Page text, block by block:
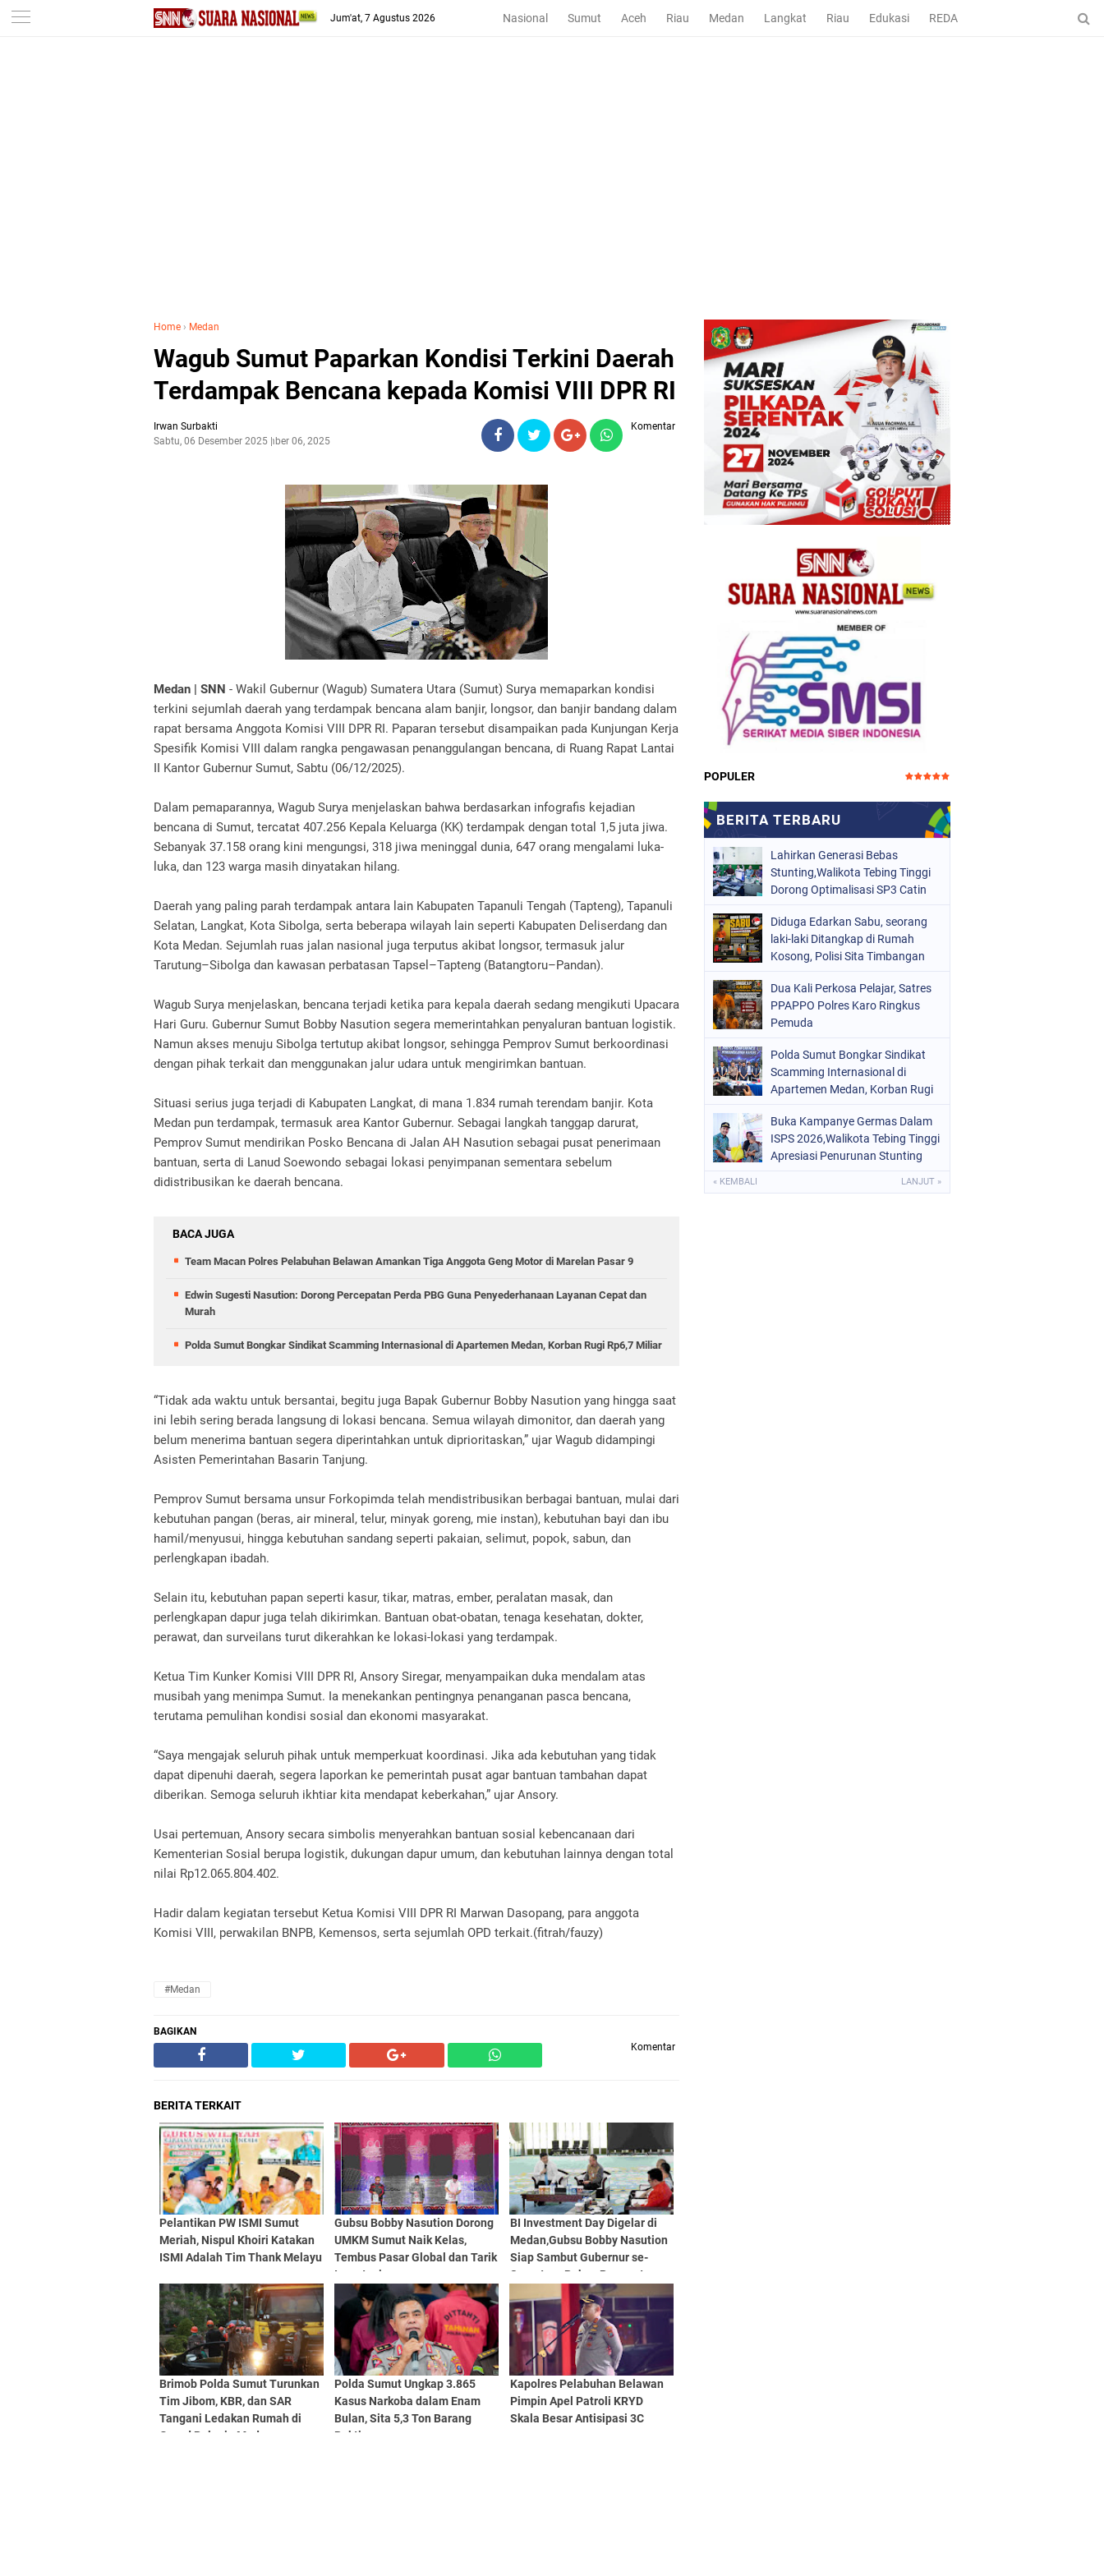
-->
Jum'at, 7 Agustus 2026 Nasional Sumut Aceh Riau Medan Langkat Riau Edukasi REDAKSI
Home › Medan
Wagub Sumut Paparkan Kondisi Terkini Daerah
Terdampak Bencana kepada Komisi VIII DPR RI
Irwan Surbakti
Sabtu, 06 Desember 2025Desember 06, 2025
Komentar
Medan | SNN - Wakil Gubernur (Wagub) Sumatera Utara (Sumut) Surya memaparkan kondisi
terkini sejumlah daerah yang terdampak bencana alam banjir, longsor, dan banjir bandang dalam
rapat bersama Anggota Komisi VIII DPR RI. Paparan tersebut disampaikan pada Kunjungan Kerja
Spesifik Komisi VIII dalam rangka pengawasan penanggulangan bencana, di Ruang Rapat Lantai
II Kantor Gubernur Sumut, Sabtu (06/12/2025).
Dalam pemaparannya, Wagub Surya menjelaskan bahwa berdasarkan infografis kejadian
bencana di Sumut, tercatat 407.256 Kepala Keluarga (KK) terdampak dengan total 1,5 juta jiwa.
Sebanyak 37.158 orang kini mengungsi, 318 jiwa meninggal dunia, 647 orang mengalami luka-
luka, dan 123 warga masih dinyatakan hilang.
Daerah yang paling parah terdampak antara lain Kabupaten Tapanuli Tengah (Tapteng), Tapanuli
Selatan, Langkat, Kota Sibolga, serta beberapa wilayah lain seperti Kabupaten Deliserdang dan
Kota Medan. Sejumlah ruas jalan nasional juga terputus akibat longsor, termasuk jalur
Tarutung–Sibolga dan kawasan perbatasan Tapsel–Tapteng (Batangtoru–Pandan).
Wagub Surya menjelaskan, bencana terjadi ketika para kepala daerah sedang mengikuti Upacara
Hari Guru. Gubernur Sumut Bobby Nasution segera memerintahkan penyaluran bantuan logistik.
Namun akses menuju Sibolga tertutup akibat longsor, sehingga Pemprov Sumut berkoordinasi
dengan pihak terkait dan menggunakan jalur udara untuk mengirimkan bantuan.
Situasi serius juga terjadi di Kabupaten Langkat, di mana 1.834 rumah terendam banjir. Kota
Medan pun terdampak, termasuk area Kantor Gubernur. Sebagai langkah tanggap darurat,
Pemprov Sumut mendirikan Posko Bencana di Jalan AH Nasution sebagai pusat penerimaan
bantuan, serta di Lanud Soewondo sebagai lokasi penyimpanan sementara sebelum
didistribusikan ke daerah bencana.
BACA JUGA
Team Macan Polres Pelabuhan Belawan Amankan Tiga Anggota Geng Motor di Marelan Pasar 9
Edwin Sugesti Nasution: Dorong Percepatan Perda PBG Guna Penyederhanaan Layanan Cepat dan
Murah
Polda Sumut Bongkar Sindikat Scamming Internasional di Apartemen Medan, Korban Rugi Rp6,7 Miliar
“Tidak ada waktu untuk bersantai, begitu juga Bapak Gubernur Bobby Nasution yang hingga saat
ini lebih sering berada langsung di lokasi bencana. Semua wilayah dimonitor, dan daerah yang
belum menerima bantuan segera diperintahkan untuk diprioritaskan,” ujar Wagub didampingi
Asisten Pemerintahan Basarin Tanjung.
Pemprov Sumut bersama unsur Forkopimda telah mendistribusikan berbagai bantuan, mulai dari
kebutuhan pangan (beras, air mineral, telur, minyak goreng, mie instan), kebutuhan bayi dan ibu
hamil/menyusui, hingga kebutuhan sandang seperti pakaian, selimut, popok, sabun, dan
perlengkapan ibadah.
Selain itu, kebutuhan papan seperti kasur, tikar, matras, ember, peralatan masak, dan
perlengkapan dapur juga telah dikirimkan. Bantuan obat-obatan, tenaga kesehatan, dokter,
perawat, dan surveilans turut dikerahkan ke lokasi-lokasi yang terdampak.
Ketua Tim Kunker Komisi VIII DPR RI, Ansory Siregar, menyampaikan duka mendalam atas
musibah yang menimpa Sumut. Ia menekankan pentingnya penanganan pasca bencana,
terutama pemulihan kondisi sosial dan ekonomi masyarakat.
“Saya mengajak seluruh pihak untuk memperkuat koordinasi. Jika ada kebutuhan yang tidak
dapat dipenuhi daerah, segera laporkan ke pemerintah pusat agar bantuan tambahan dapat
diberikan. Semoga seluruh ikhtiar kita mendapat keberkahan,” ujar Ansory.
Usai pertemuan, Ansory secara simbolis menyerahkan bantuan sosial kebencanaan dari
Kementerian Sosial berupa logistik, dukungan dapur umum, dan kebutuhan lainnya dengan total
nilai Rp12.065.804.402.
Hadir dalam kegiatan tersebut Ketua Komisi VIII DPR RI Marwan Dasopang, para anggota
Komisi VIII, perwakilan BNPB, Kemensos, serta sejumlah OPD terkait.(fitrah/fauzy)
#Medan
BAGIKAN
Komentar
BERITA TERKAIT
Pelantikan PW ISMI Sumut
Meriah, Nispul Khoiri Katakan
ISMI Adalah Tim Thank Melayu
Gubsu Bobby Nasution Dorong
UMKM Sumut Naik Kelas,
Tembus Pasar Global dan Tarik
Investasi
BI Investment Day Digelar di
Medan,Gubsu Bobby Nasution
Siap Sambut Gubernur se-
Sumatera Bahas Penguatan
Brimob Polda Sumut Turunkan
Tim Jibom, KBR, dan SAR
Tangani Ledakan Rumah di
Grand Polonia Medan
Polda Sumut Ungkap 3.865
Kasus Narkoba dalam Enam
Bulan, Sita 5,3 Ton Barang
Bukti
Kapolres Pelabuhan Belawan
Pimpin Apel Patroli KRYD
Skala Besar Antisipasi 3C
POPULER
Lahirkan Generasi Bebas
Stunting,Walikota Tebing Tinggi
Dorong Optimalisasi SP3 Catin
Diduga Edarkan Sabu, seorang
laki-laki Ditangkap di Rumah
Kosong, Polisi Sita Timbangan
Dua Kali Perkosa Pelajar, Satres
PPAPPO Polres Karo Ringkus
Pemuda
Polda Sumut Bongkar Sindikat
Scamming Internasional di
Apartemen Medan, Korban Rugi
Buka Kampanye Germas Dalam
ISPS 2026,Walikota Tebing Tinggi
Apresiasi Penurunan Stunting
« KEMBALI LANJUT »